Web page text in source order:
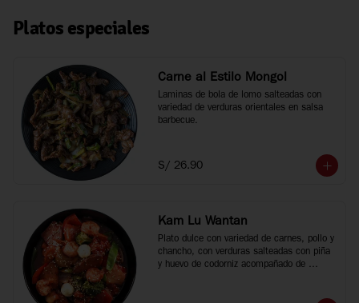
Platos especiales
Carne al Estilo Mongol
Laminas de bola de lomo salteadas con
variedad de verduras orientales en salsa
barbecue.
S/ 26.90
Kam Lu Wantan
Plato dulce con variedad de carnes, pollo y
chancho, con verduras salteadas con piña
y huevo de codorniz acompañado de